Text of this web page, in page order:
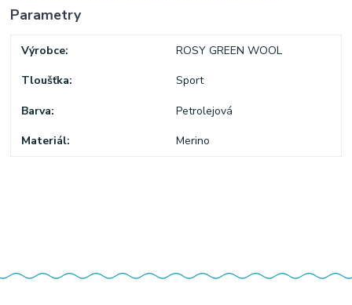
Parametry
Výrobce ROSY GREEN WOOL
Tloušťka Sport
Barva Petrolejová
Materiál Merino